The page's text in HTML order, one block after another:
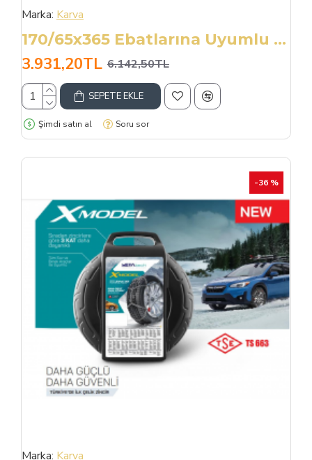
Marka: Karva
170/65x365 Ebatlarına Uyumlu Takmatik X Tipi Kar Patinaj Zinciri
3.931,20TL 6.142,50TL
SEPETE EKLE
Şimdi satın al Soru sor
-36 %
Marka: Karva